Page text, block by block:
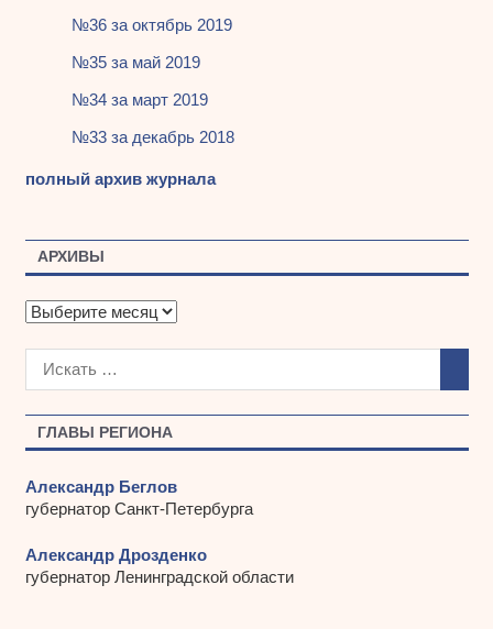
ГЛАВЫ РЕГИОНА
Александр Беглов
губернатор Санкт-Петербурга
Александр Дрозденко
губернатор Ленинградской области
№36 за октябрь 2019
№35 за май 2019
№34 за март 2019
№33 за декабрь 2018
полный архив журнала
АРХИВЫ
А
х
ы